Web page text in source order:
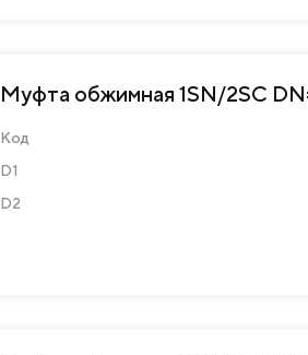
Муфта обжимная 1SN/2SC
Код
D1
D2